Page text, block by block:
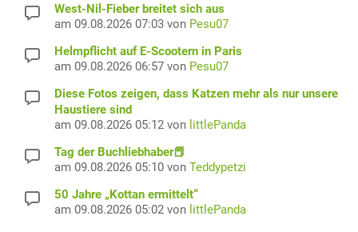
West-Nil-Fieber breitet sich aus
am 09.08.2026 07:03 von Pesu07
Helmpflicht auf E-Scootern in Paris
am 09.08.2026 06:57 von Pesu07
Diese Fotos zeigen, dass Katzen mehr als nur unsere
Haustiere sind
am 09.08.2026 05:12 von littlePanda
Tag der Buchliebhaber📕
am 09.08.2026 05:10 von Teddypetzi
50 Jahre „Kottan ermittelt“
am 09.08.2026 05:02 von littlePanda